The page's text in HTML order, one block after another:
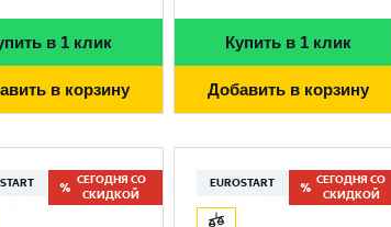
в 1 клик
в корзину
Купить в 1 клик
Добавить в корзину
СЕГОДНЯ СО
СКИДКОЙ
EUROSTART
СЕГОДНЯ СО
СКИДКОЙ